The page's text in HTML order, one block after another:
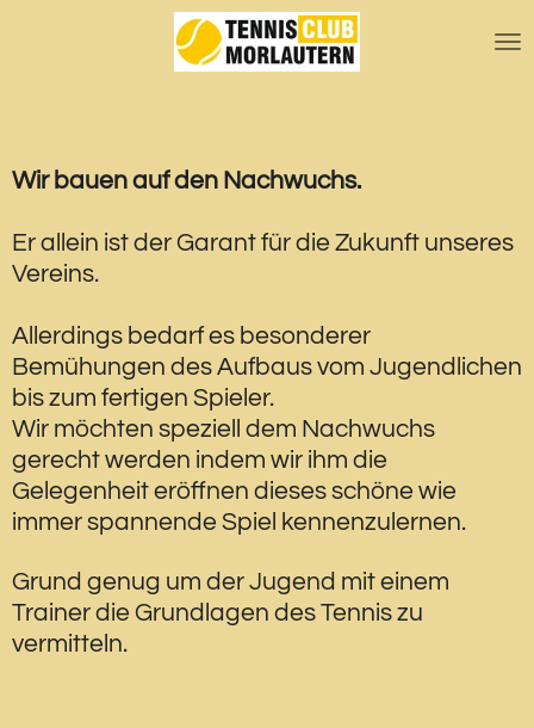
Wir bauen auf den Nachwuchs.
Er allein ist der Garant für die Zukunft unseres
Vereins.
Allerdings bedarf es besonderer
Bemühungen des Aufbaus vom Jugendlichen
bis zum fertigen Spieler.
Wir möchten speziell dem Nachwuchs
gerecht werden indem wir ihm die
Gelegenheit eröffnen dieses schöne wie
immer spannende Spiel kennenzulernen.
Grund genug um der Jugend mit einem
Trainer die Grundlagen des Tennis zu
vermitteln.